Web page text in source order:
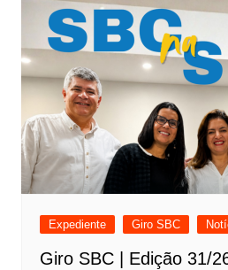
Expediente Giro SBC
Giro SBC | Edição 31/